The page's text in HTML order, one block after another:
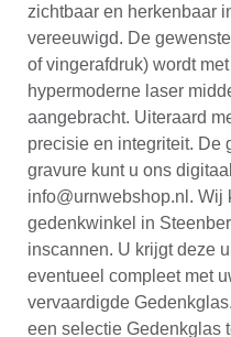
zichtbaar en herkenbaar
vereeuwigd. De
of vingerafdruk) wordt
hypermoderne laser
aangebracht. Uiteraard
precisie en integriteit. De
gravure kunt u ons
info@urnwebshop.nl. Wij
gedenkwinkel in
inscannen. U krijgt deze
eventueel compleet met
vervaardigde
een selectie Gedenkglas